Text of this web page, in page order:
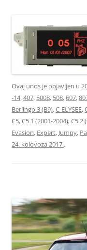
Ovaj unos je objavljen u
-14,407, 5008, 508,607,
Berlingo 3 (B9),C-ELYSEE,
C5,C5 1 (2001-2004),C5 2
Evasion, Expert, Jumpy,
24. kolovoza 2017..